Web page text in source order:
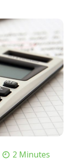
2 Minutes